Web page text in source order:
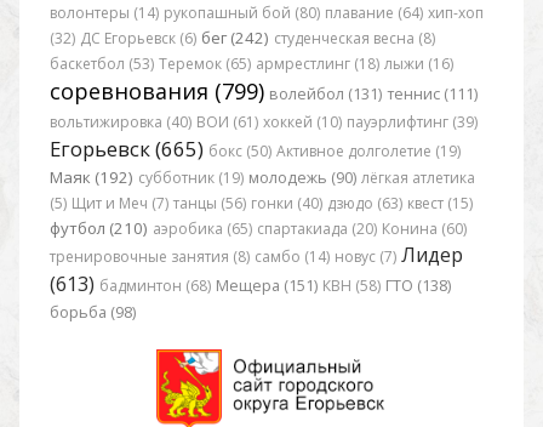
волонтеры (14) рукопашный бой (80) плавание (64) хип-хоп
(32) ДС Егорьевск (6) бег (242) студенческая весна (8)
баскетбол (53) Теремок (65) армрестлинг (18) лыжи (16)
соревнования (799) волейбол (131) теннис (111)
вольтижировка (40) ВОИ (61) хоккей (10) пауэрлифтинг (39)
Егорьевск (665) бокс (50) Активное долголетие (19)
Маяк (192) субботник (19) молодежь (90) лёгкая атлетика
(5) Щит и Меч (7) танцы (56) гонки (40) дзюдо (63) квест (15)
футбол (210) аэробика (65) спартакиада (20) Конина (60)
тренировочные занятия (8) самбо (14) новус (7) Лидер
(613) бадминтон (68) Мещера (151) КВН (58) ГТО (138)
борьба (98)